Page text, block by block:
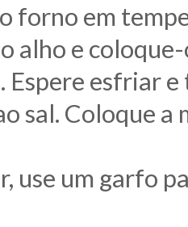
forno em
alho e
Espere esfriar
sal. Coloque
use um garfo